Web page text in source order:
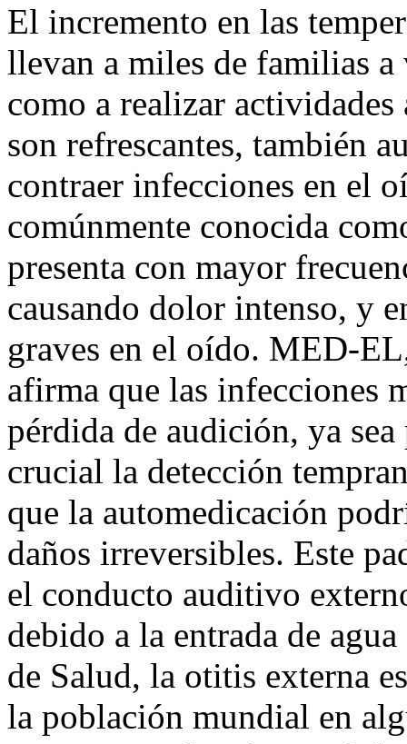
El incremento en las
llevan a miles de familias
como a realizar actividades
son refrescantes, también
contraer infecciones en el
comúnmente conocida
presenta con mayor
causando dolor intenso, y
graves en el oído. MED-
afirma que las infecciones
pérdida de audición, ya
crucial la detección
que la automedicación
daños irreversibles. Este
el conducto auditivo
debido a la entrada de
de Salud, la otitis externa
la población mundial en